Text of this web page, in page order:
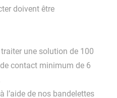
doivent être
une solution de 100
contact minimum de 6
l’aide de nos bandelettes